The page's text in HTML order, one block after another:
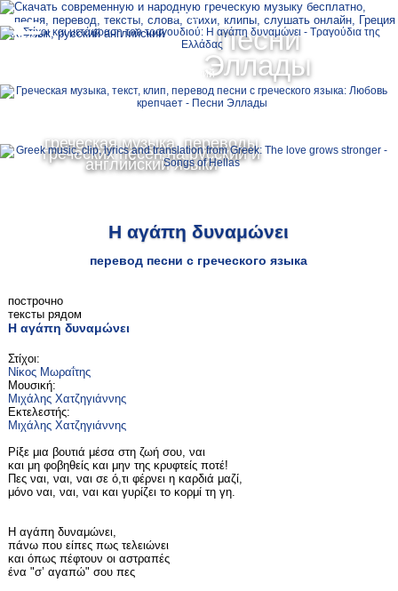
Песни
Эллады
греческая музыка, переводы
греческих песен на русский и
английский языки
Ελληνικά
Русский
MENU
Η αγάπη δυναμώνει
перевод песни с греческого языка
построчно
тексты рядом
Η αγάπη δυναμώνει
Στίχοι:
Νίκος Μωραΐτης
Μουσική:
Μιχάλης Χατζηγιάννης
Εκτελεστής:
Μιχάλης Χατζηγιάννης
Ρίξε μια βουτιά μέσα στη ζωή σου, ναι
και μη φοβηθείς και μην της κρυφτείς ποτέ!
Πες ναι, ναι, ναι σε ό,τι φέρνει η καρδιά μαζί,
μόνο ναι, ναι, ναι και γυρίζει το κορμί τη γη.
Η αγάπη δυναμώνει,
πάνω που είπες πως τελειώνει
και όπως πέφτουν οι αστραπές
ένα "σ’ αγαπώ" σου πες